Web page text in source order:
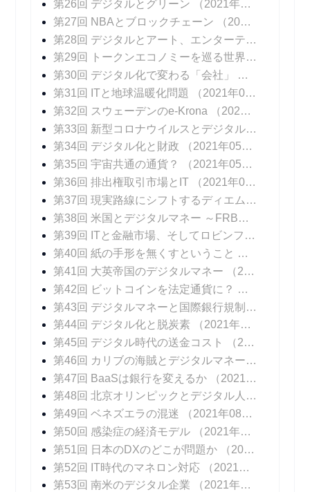
第26回 デジタルとグリーン
（2021年03月10日 掲載）
第27回 NBAとブロックチェーン
（2021年03月17日 掲載）
第28回 デジタルとアート、エンターテインメント
第29回 トークンエコノミーを巡る世界の動向
第30回 デジタル化で変わる「会社」
（2021年04
第31回 ITと地球温暖化問題
（2021年04月14日 掲載）
第32回 スウェーデンのe-Krona
（2021年04月21日 掲載）
第33回 新型コロナウイルスとデジタル化
第34回 デジタル化と財政
（2021年05月05日 掲載）
第35回 宇宙共通の通貨？
（2021年05月12日 掲載）
第36回 排出権取引市場とIT
（2021年05月19日 掲載）
第37回 現実路線にシフトするディエム
（2021年
第38回 米国とデジタルマネー ～FRBパウエル議長のメッセージ
第39回 ITと金融市場、そしてロビンフッド
第40回 紙の手形を無くすということ
（2021年06
第41回 大英帝国のデジタルマネー
（2021年06月23日 掲載）
第42回 ビットコインを法定通貨に？
（2021年06
第43回 デジタルマネーと国際銀行規制
（2021年
第44回 デジタル化と脱炭素
（2021年07月14日 掲載）
第45回 デジタル時代の送金コスト
（2021年07月21日 掲載）
第46回 カリブの海賊とデジタルマネー
（2021年
第47回 BaaSは銀行を変えるか
（2021年08月04日 掲載）
第48回 北京オリンピックとデジタル人民元
第49回 ベネズエラの混迷
（2021年08月25日 掲載）
第50回 感染症の経済モデル
（2021年09月01日 掲載）
第51回 日本のDXのどこが問題か
（2021年09月08日 掲載）
第52回 IT時代のマネロン対応
（2021年09月15日 掲載）
第53回 南米のデジタル企業
（2021年09月22日 掲載）